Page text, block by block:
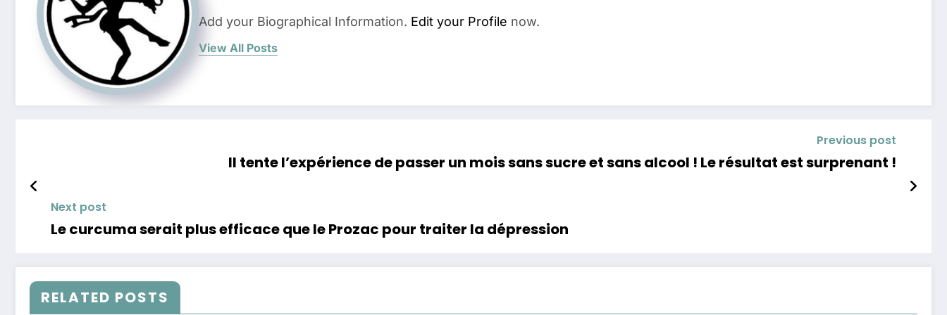
Add your Biographical Information. Edit your Profile now.
View All Posts
Previous post
Il tente l’expérience de passer un mois sans sucre et sans alcool ! Le résultat est surprenant !
Next post
Le curcuma serait plus efficace que le Prozac pour traiter la dépression
RELATED POSTS